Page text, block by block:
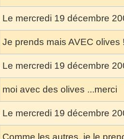
Le mercredi 19 décembre
Je prends mais AVEC olives
Le mercredi 19 décembre
moi avec des olives ...merci
Le mercredi 19 décembre
Comme les autres, je le